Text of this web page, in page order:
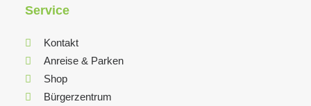
Service
Kontakt
Anreise & Parken
Shop
Bürgerzentrum